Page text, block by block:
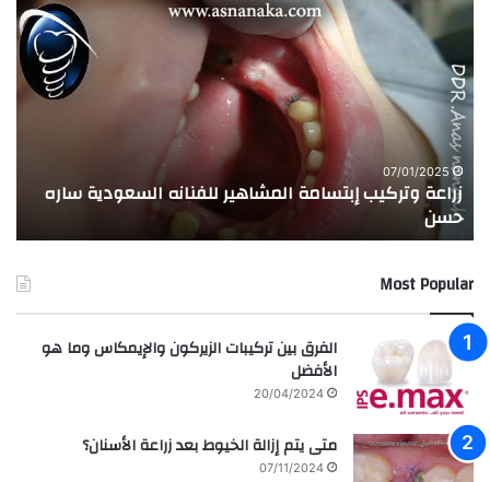
زراعة
وتركيب
إبتسامة
المشاهير
للفنانه
السعودية
ساره
حسن07/01/2025
زراعة وتركيب إبتسامة المشاهير للفنانه السعودية ساره
حسن
Most Popular
الفرق بين تركيبات الزيركون والإيمكاس وما هو
الأفضل
20/04/2024
متى يتم إزالة الخيوط بعد زراعة الأسنان؟
07/11/2024